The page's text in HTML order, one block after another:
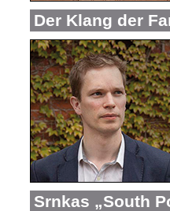
Der Klang der
Srnkas „South